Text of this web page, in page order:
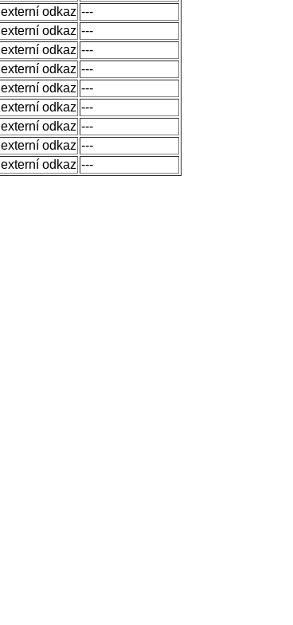
externí odkaz ---
externí odkaz ---
externí odkaz ---
externí odkaz ---
externí odkaz ---
externí odkaz ---
externí odkaz ---
externí odkaz ---
externí odkaz ---